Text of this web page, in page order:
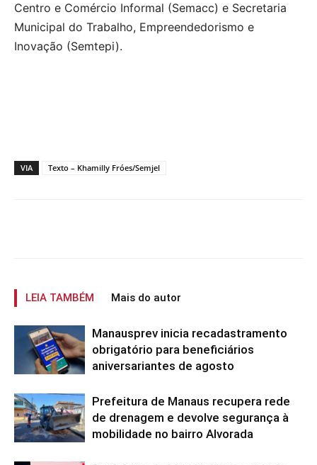
Centro e Comércio Informal (Semacc) e Secretaria
Municipal do Trabalho, Empreendedorismo e
Inovação (Semtepi).
VIA Texto – Khamilly Fróes/Semjel
LEIA TAMBÉM Mais do autor
Manausprev inicia recadastramento
obrigatório para beneficiários
aniversariantes de agosto
Prefeitura de Manaus recupera rede
de drenagem e devolve segurança à
mobilidade no bairro Alvorada